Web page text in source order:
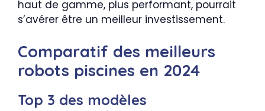
haut de gamme, plus performant, pourrait
s’avérer être un meilleur investissement.
Comparatif des meilleurs
robots piscines en 2024
Top 3 des modèles